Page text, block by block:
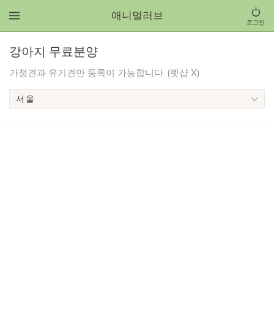
애니멀러브 로그인
강아지 무료분양
가정견과 유기견만 등록이 가능합니다. (펫샵 X)